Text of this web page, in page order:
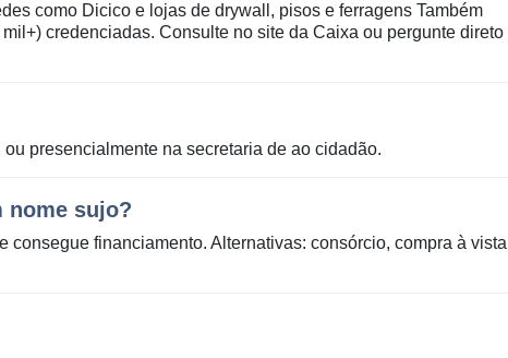
como Dicico e lojas de drywall, pisos e ferragens Também
credenciadas. Consulte no site da Caixa ou pergunte direto
presencialmente na secretaria de ao cidadão.
nome sujo?
consegue financiamento. Alternativas: consórcio, compra à vista